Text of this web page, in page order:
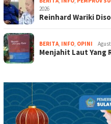
2026
Reinhard Wariki
BERITA, INFO, OPINI
Menjahit Laut Yang